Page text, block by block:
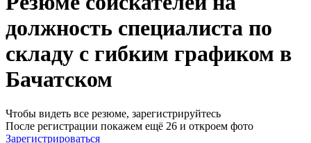
должность специалиста по
складу с гибким графиком в
Бачатском
Чтобы видеть все резюме, зарегистрируйтесь
После регистрации покажем ещё 26 и откроем фото
Зарегистрироваться